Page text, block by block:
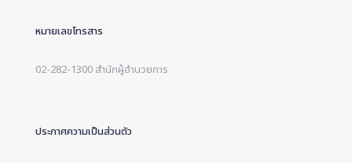
หมายเลขโทรสาร
02-282-1300 สำนักผู้อำนวยการ
ประกาศความเป็นส่วนตัว